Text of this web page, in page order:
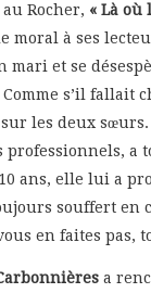
Rocher, « Là où
moral à ses
et se
s’il fallait
les deux
professionnels,
ans, elle lui a
souffert en
en faites pas,
a